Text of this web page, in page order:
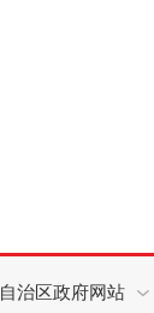
自治区政府网站